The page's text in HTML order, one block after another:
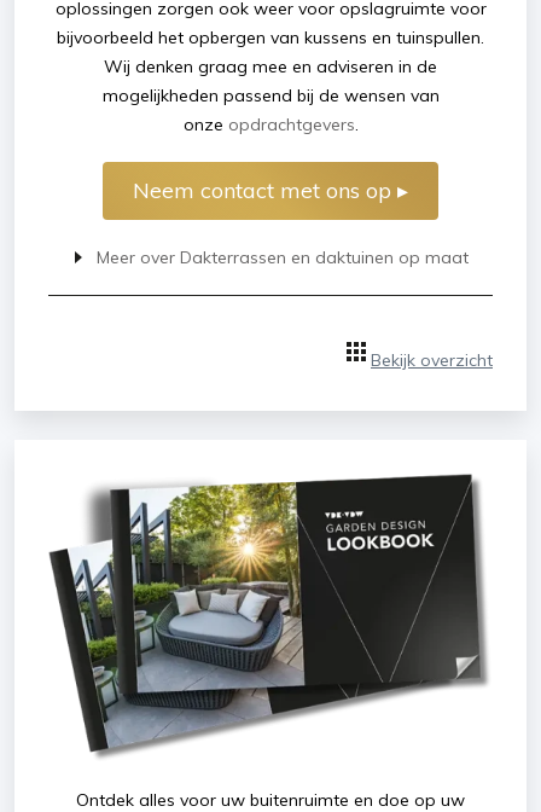
oplossingen zorgen ook weer voor opslagruimte voor
bijvoorbeeld het opbergen van kussens en tuinspullen.
Wij denken graag mee en adviseren in de
mogelijkheden passend bij de wensen van
onze opdrachtgevers.
Neem contact met ons op ▸
Meer over Dakterrassen en daktuinen op maat
Bekijk overzicht
Ontdek alles voor uw buitenruimte en doe op uw